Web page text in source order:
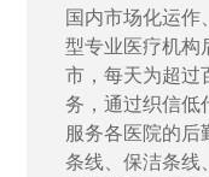
国家“一五”期间
高新技术企业，
量“小、散、碎”
力资源进行开发
决当下遇到的各
效率。